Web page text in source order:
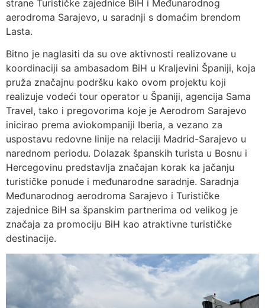
strane Turističke zajednice BiH i Međunarodnog
aerodroma Sarajevo, u saradnji s domaćim brendom
Lasta.
Bitno je naglasiti da su ove aktivnosti realizovane u
koordinaciji sa ambasadom BiH u Kraljevini Španiji, koja
pruža značajnu podršku kako ovom projektu koji
realizuje vodeći tour operator u Španiji, agencija Sama
Travel, tako i pregovorima koje je Aerodrom Sarajevo
inicirao prema aviokompaniji Iberia, a vezano za
uspostavu redovne linije na relaciji Madrid-Sarajevo u
narednom periodu. Dolazak španskih turista u Bosnu i
Hercegovinu predstavlja značajan korak ka jačanju
turističke ponude i međunarodne saradnje. Saradnja
Međunarodnog aerodroma Sarajevo i Turističke
zajednice BiH sa španskim partnerima od velikog je
značaja za promociju BiH kao atraktivne turističke
destinacije.